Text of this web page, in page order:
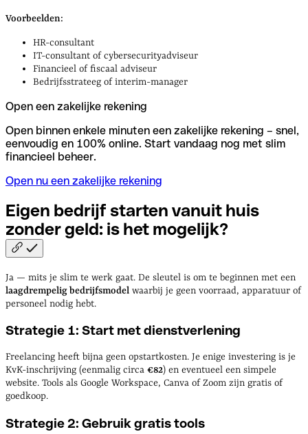
Voorbeelden:
HR-consultant
IT-consultant of cybersecurityadviseur
Financieel of fiscaal adviseur
Bedrijfsstrateeg of interim-manager
Open een zakelijke rekening
Open binnen enkele minuten een zakelijke rekening – snel,
eenvoudig en 100% online. Start vandaag nog met slim
financieel beheer.
Open nu een zakelijke rekening
Eigen bedrijf starten vanuit huis
zonder geld: is het mogelijk?
Ja — mits je slim te werk gaat. De sleutel is om te beginnen met een
laagdrempelig bedrijfsmodel waarbij je geen voorraad, apparatuur of
personeel nodig hebt.
Strategie 1: Start met dienstverlening
Freelancing heeft bijna geen opstartkosten. Je enige investering is je
KvK-inschrijving (eenmalig circa €82) en eventueel een simpele
website. Tools als Google Workspace, Canva of Zoom zijn gratis of
goedkoop.
Strategie 2: Gebruik gratis tools